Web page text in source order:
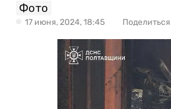
Фото
17 июня, 2024, 18:45 Поделиться